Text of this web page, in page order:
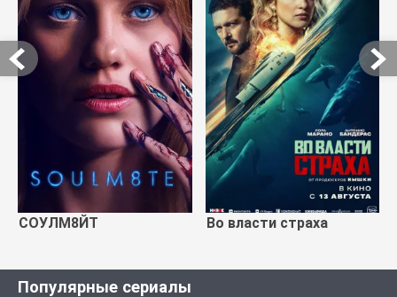
СОУЛМ8ЙТ Во власти страха
Популярные сериалы